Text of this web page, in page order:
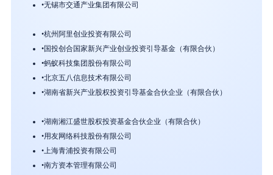
•无锡市交通产业集团有限公司
•杭州阿里创业投资有限公司
•国投创合国家新兴产业创业投资引导基金（有限合伙）
•蚂蚁科技集团股份有限公司
•北京五八信息技术有限公司
•湖南省新兴产业股权投资引导基金合伙企业（有限合伙）
•湖南湘江盛世股权投资基金合伙企业（有限合伙）
•用友网络科技股份有限公司
•上海青浦投资有限公司
•南方资本管理有限公司